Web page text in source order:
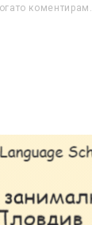
коментирам.